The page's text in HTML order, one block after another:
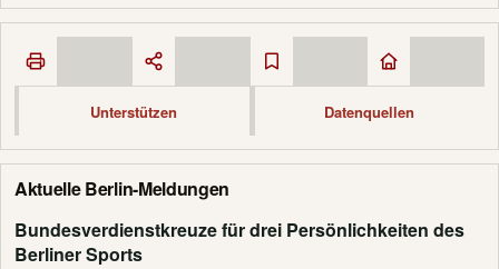
Unterstützen Datenquellen
Aktuelle Berlin-Meldungen
Bundesverdienstkreuze für drei Persönlichkeiten des
Berliner Sports